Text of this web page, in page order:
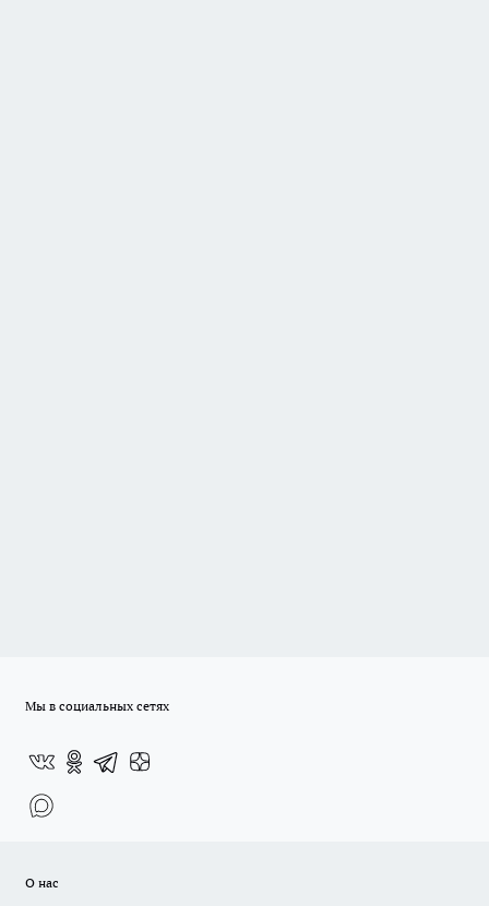
Мы в социальных сетях
О нас